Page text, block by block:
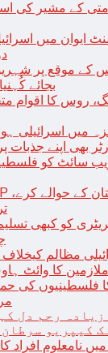
کے مشیر کی
ایوان میں
کے موقع پر
بجائے
روس کا اقوام
میں اسرائیلی
بھی اپنے جذبات
سائٹ کو
ٹریٹری کو کبھی
مظالم کیخلاف
ملازمین کا وائٹ
کا فلسطینیوں کی
زیادہ رحم دل
کیپریو
نامعلوم افراد